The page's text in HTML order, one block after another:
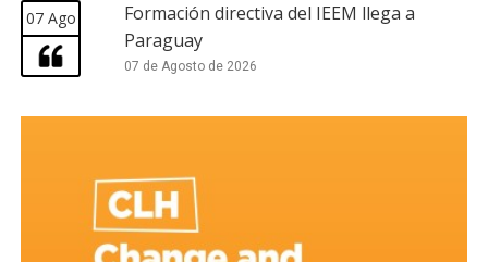
07 Ago
Formación directiva del IEEM llega a
Paraguay
07 de Agosto de 2026